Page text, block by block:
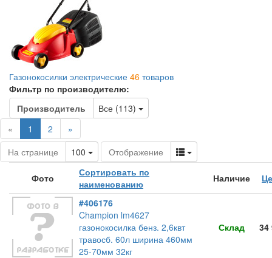
Газонокосилки электрические 46 товаров
Фильтр по производителю:
Производитель
Все (113) Toggle Dropdown
«
1 (current)
2
»
На странице
100 Toggle Dropdown
Отображение Toggle Dropdown
Фото
Сортировать по
наименованию
Наличие
#406176
Champion lm4627
газонокосилка бенз. 2,6квт
травосб. 60л ширина 460мм
25-70мм 32кг
Склад 34